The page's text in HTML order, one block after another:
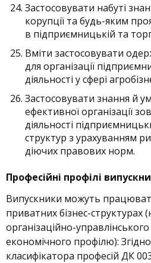
Застосовувати набуті
корупції та будь-яким
в підприємницькій та
Вміти застосовувати
для організації
діяльності у сфері
Застосовувати знання й
ефективної організації
діяльності
структур з урахуванням
діючих правових норм.
Професійні профілі
Випускники можуть
приватних бізнес-структурах
організаційно-
економічного профілю):
класифікатора професій ДК